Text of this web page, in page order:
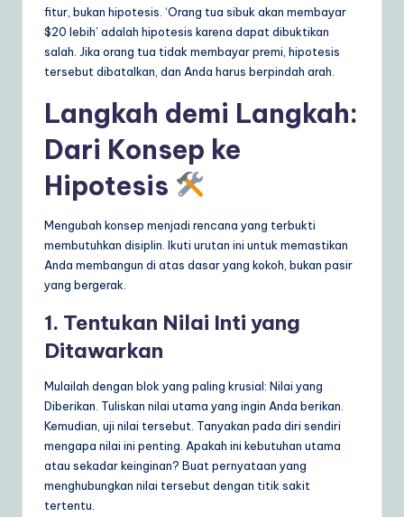
fitur, bukan hipotesis. ‘Orang tua sibuk akan membayar
$20 lebih’ adalah hipotesis karena dapat dibuktikan
salah. Jika orang tua tidak membayar premi, hipotesis
tersebut dibatalkan, dan Anda harus berpindah arah.
Langkah demi Langkah:
Dari Konsep ke
Hipotesis
Mengubah konsep menjadi rencana yang terbukti
membutuhkan disiplin. Ikuti urutan ini untuk memastikan
Anda membangun di atas dasar yang kokoh, bukan pasir
yang bergerak.
1. Tentukan Nilai Inti yang
Ditawarkan
Mulailah dengan blok yang paling krusial: Nilai yang
Diberikan. Tuliskan nilai utama yang ingin Anda berikan.
Kemudian, uji nilai tersebut. Tanyakan pada diri sendiri
mengapa nilai ini penting. Apakah ini kebutuhan utama
atau sekadar keinginan? Buat pernyataan yang
menghubungkan nilai tersebut dengan titik sakit
tertentu.